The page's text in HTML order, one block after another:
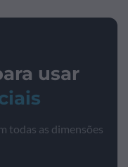
usar
todas as dimensões